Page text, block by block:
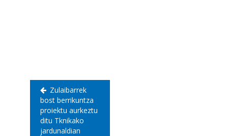
Zulaibarrek
bost berrikuntza
proiektu aurkeztu
ditu Tknikako
jardunaldian